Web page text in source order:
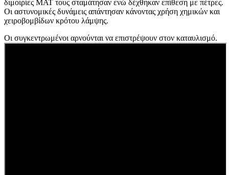
διμοιρίες ΜΑΤ τους σταμάτησαν ενώ δέχθηκαν επίθεση με πέτρες.
Οι αστυνομικές δυνάμεις απάντησαν κάνοντας χρήση χημικών και
χειροβομβίδων κρότου λάμψης.
Οι συγκεντρωμένοι αρνούνται να επιστρέψουν στον καταυλισμό.